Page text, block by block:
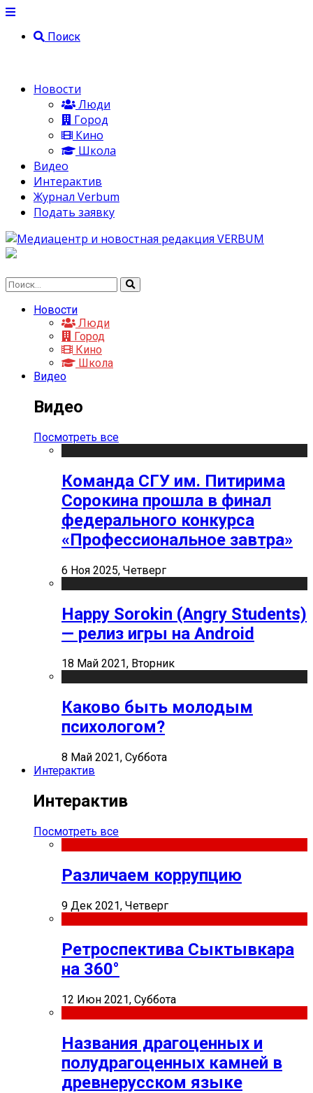
Поиск
Новости
Люди
Город
Кино
Школа
Видео
Интерактив
Журнал Verbum
Подать заявку
Новости
Люди
Город
Кино
Школа
Видео
Видео
Посмотреть все
Команда СГУ им. Питирима
Сорокина прошла в финал
федерального конкурса
«Профессиональное завтра»
6 Ноя 2025, Четверг
Happy Sorokin (Angry Students)
— релиз игры на Android
18 Май 2021, Вторник
Каково быть молодым
психологом?
8 Май 2021, Суббота
Интерактив
Интерактив
Посмотреть все
Различаем коррупцию
9 Дек 2021, Четверг
Ретроспектива Сыктывкара
на 360°
12 Июн 2021, Суббота
Названия драгоценных и
полудрагоценных камней в
древнерусском языке